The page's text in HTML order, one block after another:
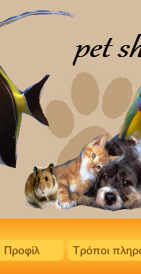
Προφίλ Τρόποι